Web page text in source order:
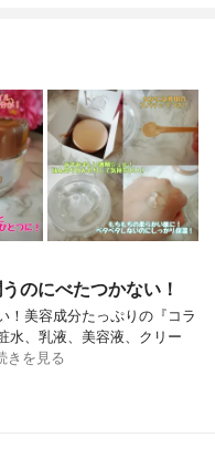
のにべたつかない！
！美容成分たっぷりの『コラ
水、乳液、美容液、クリー
きを見る